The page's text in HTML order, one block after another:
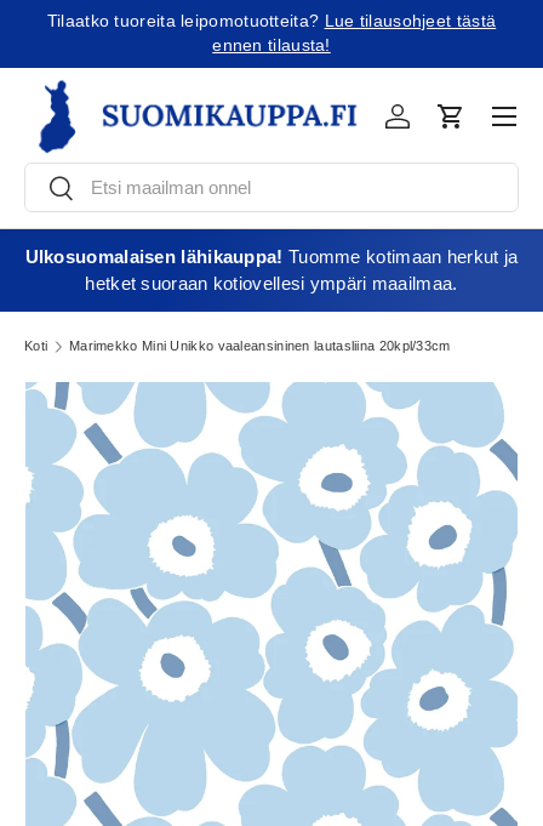
Tilaatko tuoreita leipomotuotteita? Lue tilausohjeet tästä
ennen tilausta!
EtsiEtsi
KirjauduOstoskori
Ulkosuomalaisen lähikauppa! Tuomme kotimaan herkut ja
hetket suoraan kotiovellesi ympäri maailmaa.
Koti Marimekko Mini Unikko vaaleansininen lautasliina 20kpl/33cm